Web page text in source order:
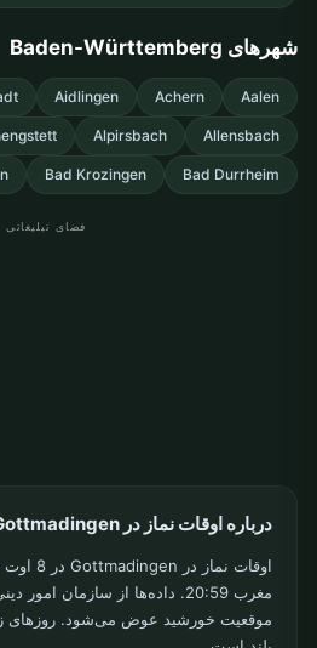
شهرهای Baden-Württemberg
Aalen
Achern
Aidlingen
Allensbach
Alpirsbach
Bad Durrheim
Bad Krozingen
فضای تبلیغاتی
درباره اوقات نماز در Gottmadingen
مغرب 20:59. داده‌ها از سازمان
موقعیت خورشید عوض می‌شود. روزهای